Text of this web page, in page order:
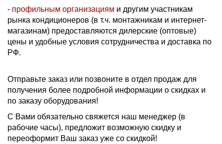
- профильным организациям и другим участникам
рынка кондиционеров (в т.ч. монтажникам и интернет-
магазинам) предоставляются дилерские (оптовые)
цены и удобные условия сотрудничества и доставка по
РФ.
Отправьте заказ или позвоните в отдел продаж для
получения более подробной информации о скидках и
по заказу оборудования!
С Вами обязательно свяжется наш менеджер (в
рабочие часы), предложит возможную скидку и
переоформит Ваш заказ уже со скидкой!